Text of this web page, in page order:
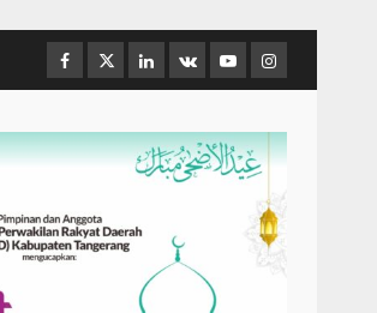
Facebook
TwitterLinkedin
VK YoutubeInstagram